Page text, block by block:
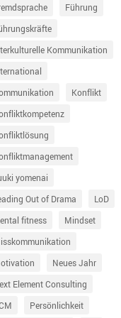
Führung
Kommunikation
Konflikt
yomenai
Out of Drama
LoD
fitness
Mindset
Neues Jahr
Element Consulting
Persönlichkeit